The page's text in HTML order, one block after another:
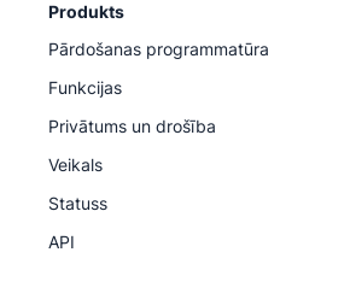
Produkts
Pārdošanas programmatūra
Funkcijas
Privātums un drošība
Veikals
Statuss
API